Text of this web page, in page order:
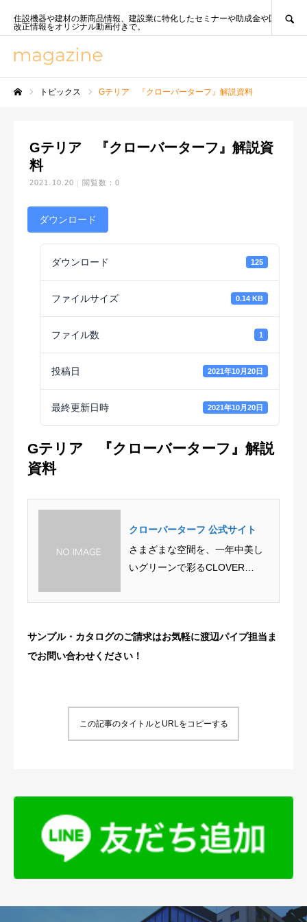
住設機器や建材の新商品情報、建設業に特化したセミナーや助成金や国策、法
改正情報をオリジナル動画付きで。
トピックス Gテリア 『クローバーターフ』解説資料
Gテリア 『クローバーターフ』解説資
料
2021.10.20 閲覧数：0
ダウンロード
ダウンロード 125
ファイルサイズ 0.14 KB
ファイル数 1
投稿日 2021年10月20日
最終更新日時 2021年10月20日
Gテリア 『クローバーターフ』解説
資料
クローバーターフ 公式サイト
さまざまな空間を、一年中美し
いグリーンで彩るCLOVER
サンプル・カタログのご請求はお気軽に渡辺パイプ担当ま
でお問い合わせください！
この記事のタイトルとURLをコピーする